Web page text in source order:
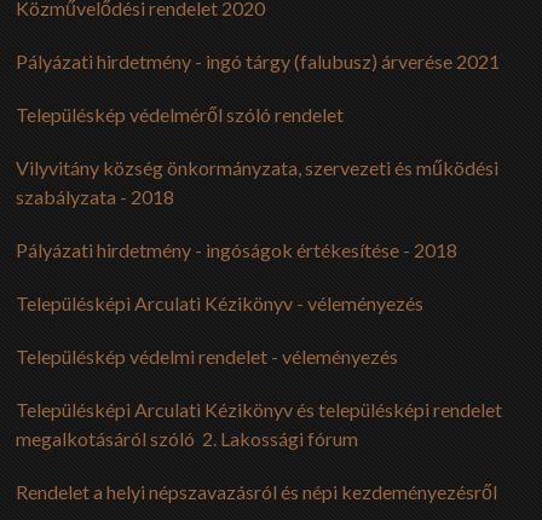
#1. SZERVEZETI, SZEMÉLYZETI ADATOK #2. TEVÉKENYSÉGRE,
SZÁLLÁSHELY NYILVÁNTARTÁS
VÁLASZTÁSI INFORMÁCIÓK
VÁLASZTÁSI ÜGYINTÉZÉS
2026. ÉVI VÁLASZTÁS
Közművelődési rendelet 2020
Pályázati hirdetmény - ingó tárgy (falubusz) árverése 2021
Településkép védelméről szóló rendelet
Vilyvitány község önkormányzata, szervezeti és működési
szabályzata - 2018
Pályázati hirdetmény - ingóságok értékesítése - 2018
Településképi Arculati Kézikönyv - véleményezés
Településkép védelmi rendelet - véleményezés
Településképi Arculati Kézikönyv és településképi rendelet
megalkotásáról szóló 2. Lakossági fórum
Rendelet a helyi népszavazásról és népi kezdeményezésről